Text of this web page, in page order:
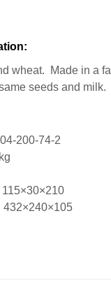
wheat. Made in a
seeds and milk.
200-74-2
432×240×105